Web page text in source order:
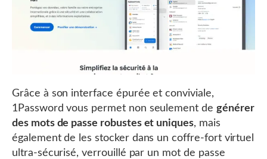
Grâce à son interface épurée et conviviale,
1Password vous permet non seulement de générer
des mots de passe robustes et uniques, mais
également de les stocker dans un coffre-fort virtuel
ultra-sécurisé, verrouillé par un mot de passe